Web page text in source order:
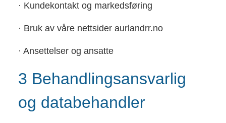
· Kundekontakt og markedsføring
· Bruk av våre nettsider aurlandrr.no
· Ansettelser og ansatte
3 Behandlingsansvarlig
og databehandler